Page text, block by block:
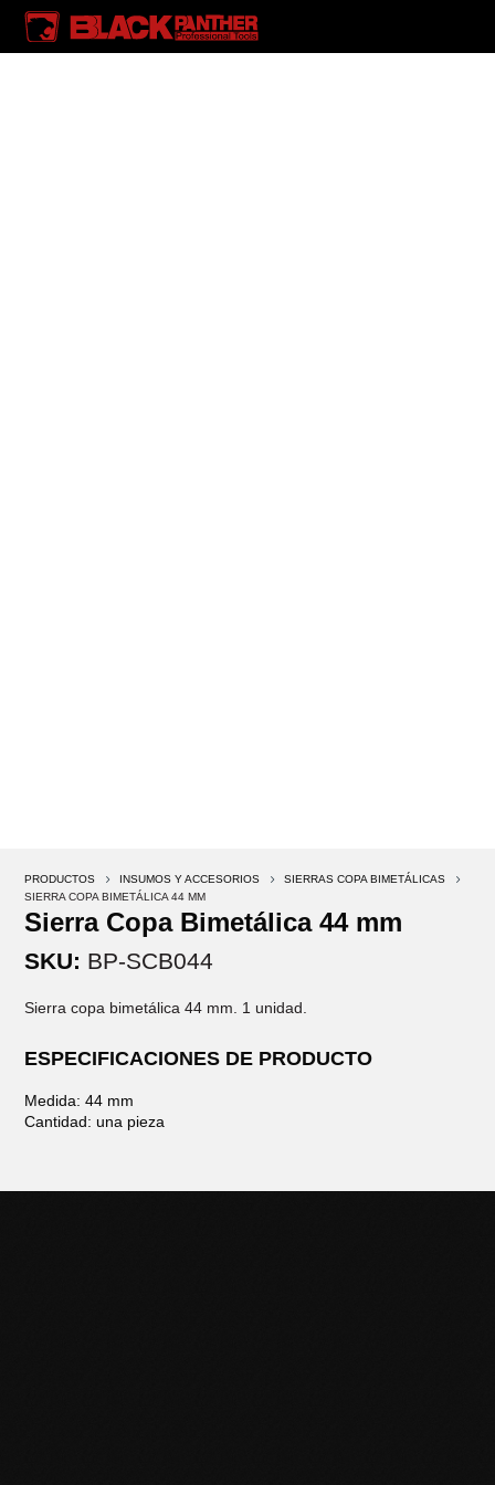
PRODUCTOS 5 INSUMOS Y ACCESORIOS 5 SIERRAS COPA BIMETÁLICAS 5
SIERRA COPA BIMETÁLICA 44 MM
Sierra Copa Bimetálica 44 mm
SKU: BP-SCB044
Sierra copa bimetálica 44 mm. 1 unidad.
ESPECIFICACIONES DE PRODUCTO
Medida: 44 mm
Cantidad: una pieza